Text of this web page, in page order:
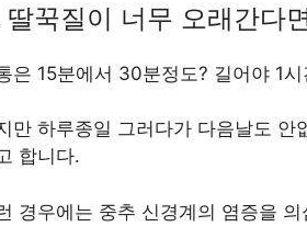
딸꾹질이 너무 오래간다
은 15분에서 30분정도? 길어야 1
만 하루종일 그러다가 다음날도 안
합니다.
경우에는 중추 신경계의 염증을